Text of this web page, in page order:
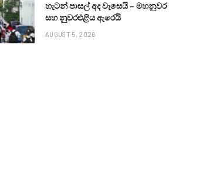
හැටන් පාසල් අද වැසෙයි – මහනුවර
සහ නුවරඑළිය ඇරෙයි
AUGUST 5, 2026